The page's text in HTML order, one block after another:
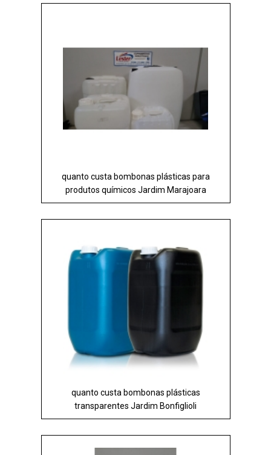
quanto custa bombonas plásticas para
produtos químicos Jardim Marajoara
quanto custa bombonas plásticas
transparentes Jardim Bonfiglioli